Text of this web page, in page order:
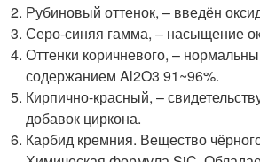
Рубиновый оттенок, – введён
Серо-синяя гамма, – насыщение
Оттенки коричневого, –
содержанием Al2O3 91~96%.
Кирпично-красный, –
добавок циркона.
Карбид кремния. Вещество